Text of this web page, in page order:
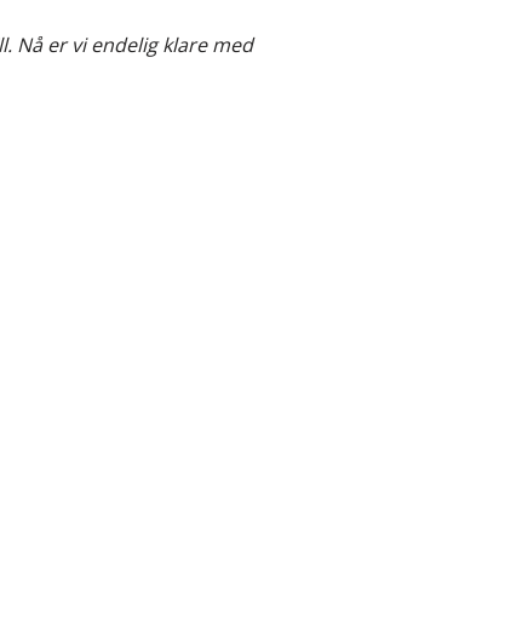
Nå er vi endelig klare med